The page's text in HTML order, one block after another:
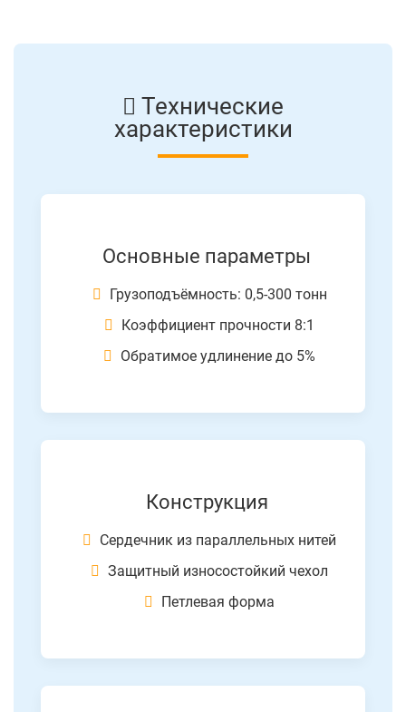
Технические
характеристики
Основные параметры
Грузоподъёмность: 0,5-300 тонн
Коэффициент прочности 8:1
Обратимое удлинение до 5%
Конструкция
Сердечник из параллельных нитей
Защитный износостойкий чехол
Петлевая форма